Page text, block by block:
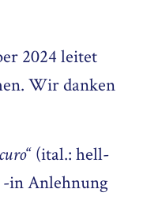
2024 leitet
Wir danken
“ (ital.: hell-
-in Anlehnung